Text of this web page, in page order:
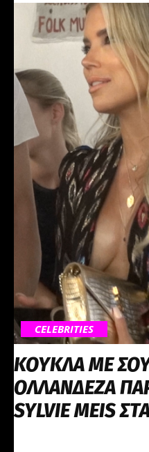
CELEBRITIES
ΚΟΥΚΛΑ ΜΕ
ΟΛΛΑΝΔΕΖΑ
SYLVIE MEIS